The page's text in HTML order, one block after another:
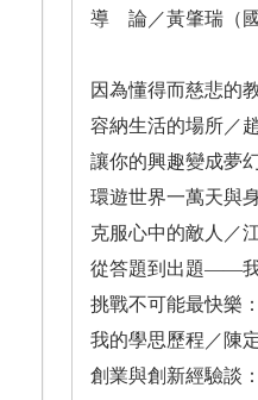
導 論／黃肇瑞（
因為懂得而慈悲的
容納生活的場所／
讓你的興趣變成夢
環遊世界一萬天與
克服心中的敵人／
從答題到出題——
挑戰不可能最快樂
我的學思歷程／陳
創業與創新經驗談